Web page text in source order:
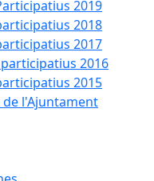
2019
2018
2017
2016
2015
de l'Ajuntament